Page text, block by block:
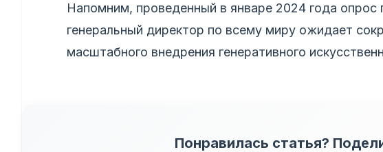
Напомним, проведенный в январе 2024 года опрос
генеральный директор по всему миру ожидает
масштабного внедрения генеративного
Понравилась статья?